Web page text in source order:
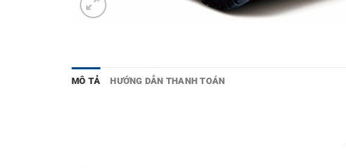
MÔ TẢ HƯỚNG DẪN THANH TOÁN